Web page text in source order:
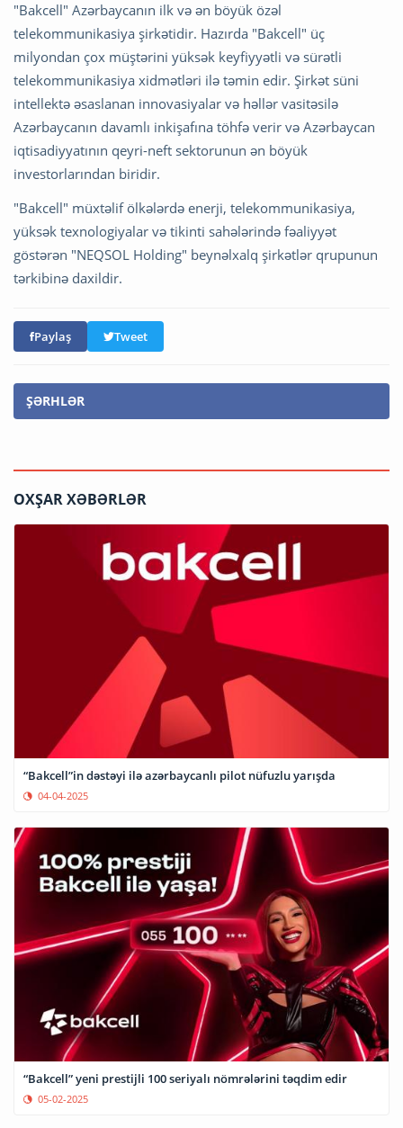
"Bakcell" Azərbaycanın ilk və ən böyük özəl
telekommunikasiya şirkətidir. Hazırda "Bakcell" üç
milyondan çox müştərini yüksək keyfiyyətli və sürətli
telekommunikasiya xidmətləri ilə təmin edir. Şirkət süni
intellektə əsaslanan innovasiyalar və həllər vasitəsilə
Azərbaycanın davamlı inkişafına töhfə verir və Azərbaycan
iqtisadiyyatının qeyri-neft sektorunun ən böyük
investorlarından biridir.
"Bakcell" müxtəlif ölkələrdə enerji, telekommunikasiya,
yüksək texnologiyalar və tikinti sahələrində fəaliyyət
göstərən "NEQSOL Holding" beynəlxalq şirkətlər qrupunun
tərkibinə daxildir.
Paylaş Tweet
ŞƏRHLƏR
OXŞAR XƏBƏRLƏR
“Bakcell”in dəstəyi ilə azərbaycanlı pilot nüfuzlu yarışda
04-04-2025
“Bakcell” yeni prestijli 100 seriyalı nömrələrini təqdim edir
05-02-2025